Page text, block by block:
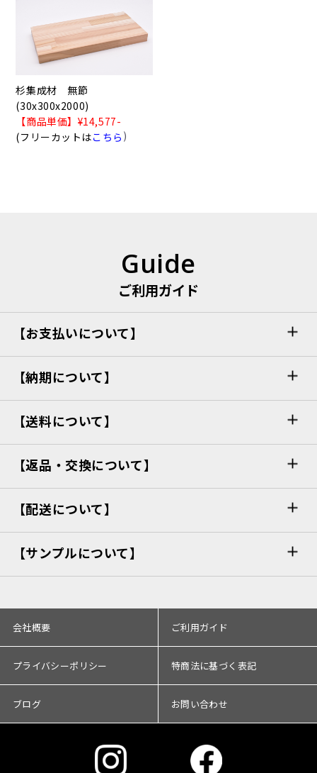
杉集成材 無節
(30x300x2000)
【商品単価】¥14,577-
(フリーカットはこちら )
Guide
ご利用ガイド
【お支払いについて】
【納期について】
【送料について】
【返品・交換について】
【配送について】
【サンプルについて】
会社概要 ご利用ガイド
プライバシーポリシー 特商法に基づく表記
ブログ お問い合わせ